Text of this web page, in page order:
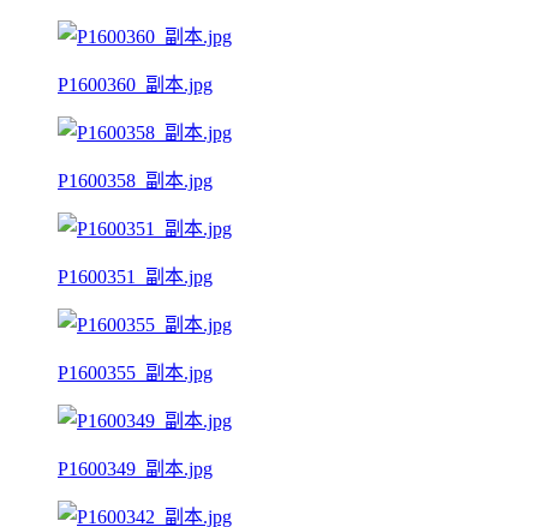
P1600360_副本.jpg
P1600358_副本.jpg
P1600351_副本.jpg
P1600355_副本.jpg
P1600349_副本.jpg